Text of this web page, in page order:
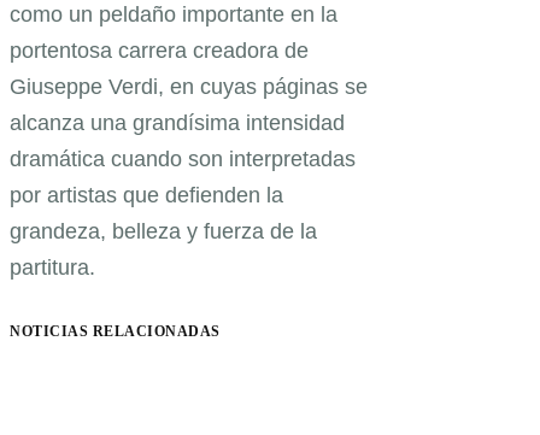
como un peldaño importante en la
portentosa carrera creadora de
Giuseppe Verdi, en cuyas páginas se
alcanza una grandísima intensidad
dramática cuando son interpretadas
por artistas que defienden la
grandeza, belleza y fuerza de la
partitura.
NOTICIAS RELACIONADAS